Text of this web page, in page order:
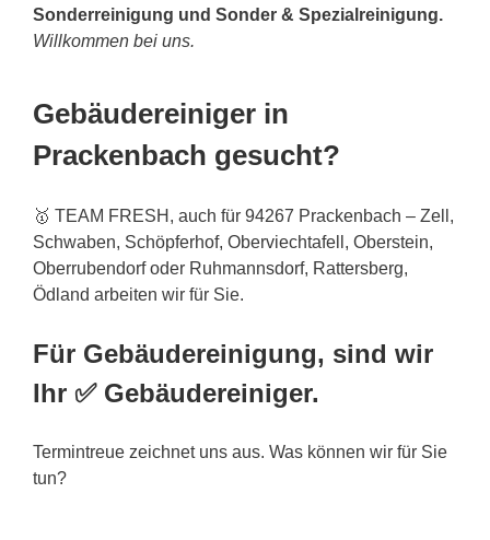
Sonderreinigung und Sonder & Spezialreinigung.
Willkommen bei uns.
Gebäudereiniger in
Prackenbach gesucht?
🥇 TEAM FRESH, auch für 94267 Prackenbach – Zell,
Schwaben, Schöpferhof, Oberviechtafell, Oberstein,
Oberrubendorf oder Ruhmannsdorf, Rattersberg,
Ödland arbeiten wir für Sie.
Für Gebäudereinigung, sind wir
Ihr ✅ Gebäudereiniger.
Termintreue zeichnet uns aus. Was können wir für Sie
tun?